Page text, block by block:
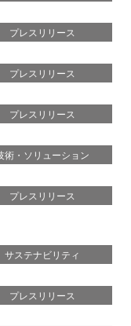
プレスリリース
プレスリリース
プレスリリース
術・ソリューション
プレスリリース
サステナビリティ
プレスリリース